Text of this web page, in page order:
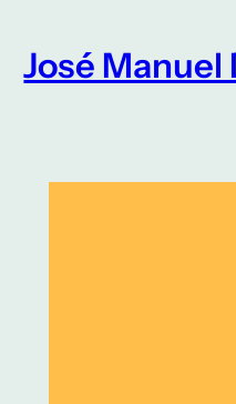
para
José Manuel